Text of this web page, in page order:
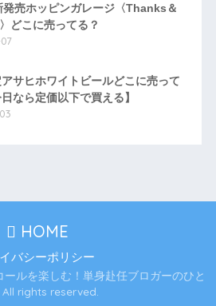
発売ホッピンガレージ〈Thanks＆
どこに売ってる？
サヒホワイトビールどこに売って
なら定価以下で買える】
HOME
バシーポリシー
ルを楽しむ！単身赴任ブロガーのひと
All rights reserved.